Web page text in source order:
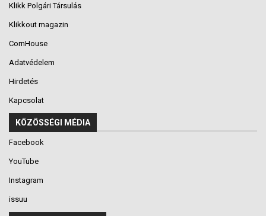
Klikk Polgári Társulás
Klikkout magazin
CornHouse
Adatvédelem
Hirdetés
Kapcsolat
KÖZÖSSÉGI MÉDIA
Facebook
YouTube
Instagram
issuu